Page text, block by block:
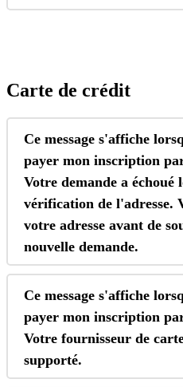
Carte de crédit
Ce message s'affiche
payer mon inscription
Votre demande a échoué
vérification de l'adresse.
votre adresse avant de
nouvelle demande.
Ce message s'affiche
payer mon inscription
Votre fournisseur de
supporté.